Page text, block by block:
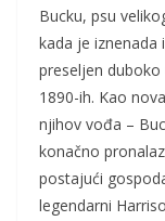
Bucku, psu
kada je iznenada
preseljen
1890-ih. Kao
njihov vođa –
konačno
postajući
legendarni